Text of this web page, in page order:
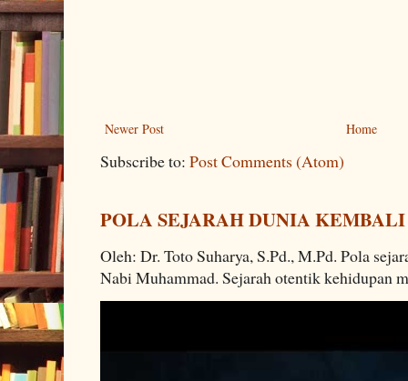
Newer Post Home
Subscribe to: Post Comments (Atom)
POLA SEJARAH DUNIA
Oleh: Dr. Toto Suharya, S.Pd., M.Pd. Pola
Nabi Muhammad. Sejarah otentik kehidupan